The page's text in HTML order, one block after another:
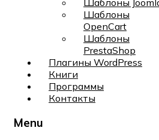
Шаблоны
Шаблоны
OpenCart
Шаблоны
PrestaShop
Плагины WordPress
Книги
Программы
Контакты
Menu